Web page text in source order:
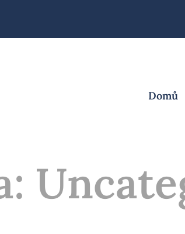
Domů